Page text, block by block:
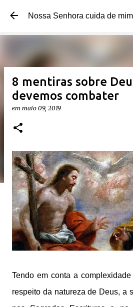
Pular para o
Nossa Senhora cuida de
8 mentiras sobre
devemos combater
em maio 09, 2019
Tendo em conta a
respeito da natureza de Deus, a